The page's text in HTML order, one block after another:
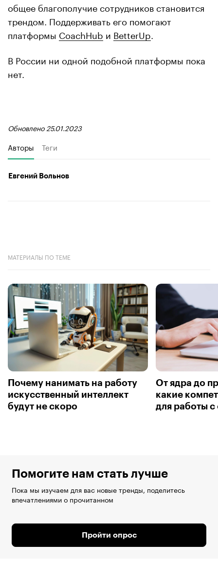
общее благополучие сотрудников становится
трендом. Поддерживать его помогают
платформы CoachHub и BetterUp
В России ни одной подобной платформы пока
нет.
Обновлено 25.01.2023
Авторы Теги
Евгений Вольнов
МАТЕРИАЛЫ ПО ТЕМЕ
Почему нанимать на работу
искусственный интеллект
будут не скоро
От ядра до
какие
для работы
Помогите нам стать лучше
Пока мы изучаем для вас новые тренды, поделитесь
впечатлениями о прочитанном
Пройти опрос